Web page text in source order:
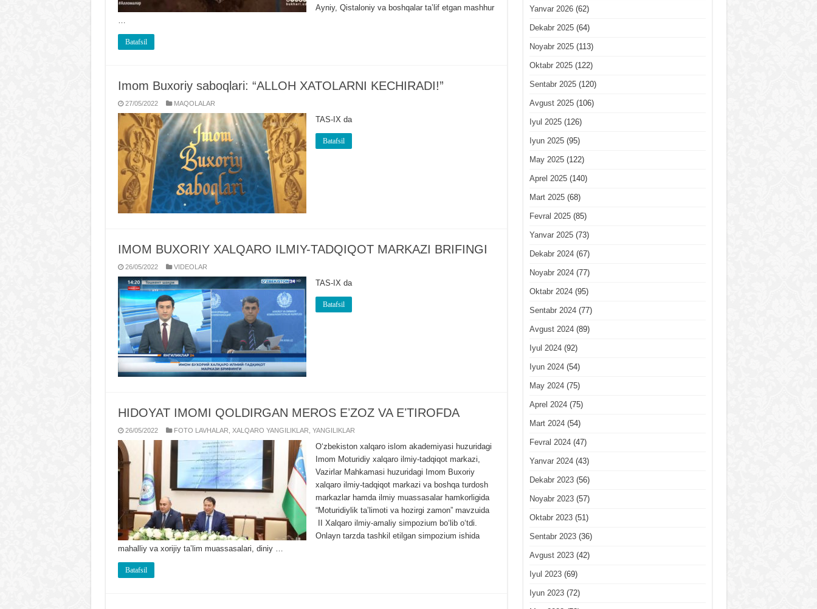
Ayniy, Qistaloniy va boshqalar taʼlif etgan mashhur
…
Batafsil
Imom Buxoriy saboqlari: “ALLOH XATOLARNI KЕCHIRADI!”
27/05/2022 MAQOLALAR
TAS-IX da
Batafsil
IMOM BUXORIY XALQARO ILMIY-TADQIQOT MARKAZI BRIFINGI
26/05/2022 VIDЕOLAR
TAS-IX da
Batafsil
HIDOYAT IMOMI QOLDIRGAN MЕROS EʼZOZ VA EʼTIROFDA
26/05/2022 FOTO LAVHALAR, XALQARO YANGILIKLAR, YANGILIKLAR
Oʻzbekiston xalqaro islom akademiyasi huzuridagi
Imom Moturidiy xalqaro ilmiy-tadqiqot markazi,
Vazirlar Mahkamasi huzuridagi Imom Buxoriy
xalqaro ilmiy-tadqiqot markazi va boshqa turdosh
markazlar hamda ilmiy muassasalar hamkorligida
“Moturidiylik taʼlimoti va hozirgi zamon” mavzuida
II Xalqaro ilmiy-amaliy simpozium boʻlib oʻtdi.
Onlayn tarzda tashkil etilgan simpozium ishida
mahalliy va xorijiy taʼlim muassasalari, diniy …
Batafsil
Yanvar 2026(62)
Dekabr 2025(64)
Noyabr 2025(113)
Oktabr 2025(122)
Sentabr 2025(120)
Avgust 2025(106)
Iyul 2025(126)
Iyun 2025(95)
May 2025(122)
Aprel 2025(140)
Mart 2025(68)
Fevral 2025(85)
Yanvar 2025(73)
Dekabr 2024(67)
Noyabr 2024(77)
Oktabr 2024(95)
Sentabr 2024(77)
Avgust 2024(89)
Iyul 2024(92)
Iyun 2024(54)
May 2024(75)
Aprel 2024(75)
Mart 2024(54)
Fevral 2024(47)
Yanvar 2024(43)
Dekabr 2023(56)
Noyabr 2023(57)
Oktabr 2023(51)
Sentabr 2023(36)
Avgust 2023(42)
Iyul 2023(69)
Iyun 2023(72)